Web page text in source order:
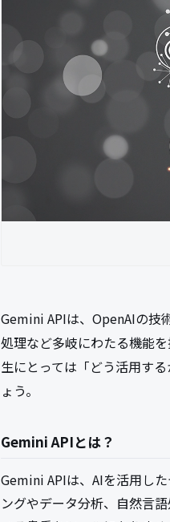
Gemini APIは、OpenAIの技
処理など多岐にわたる機能
生にとっては「どう活用す
ょう。
Gemini APIとは？
Gemini APIは、AIを活用し
ングやデータ分析、自然言